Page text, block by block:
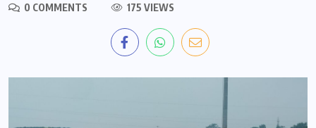
0 COMMENTS
175 VIEWS